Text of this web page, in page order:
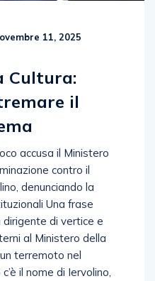
11, 2025
Cultura:
il
accusa il Ministero
contro il
denunciando la
Una frase
di vertice e
al Ministero della
terremoto nel
il nome di Iervolino,